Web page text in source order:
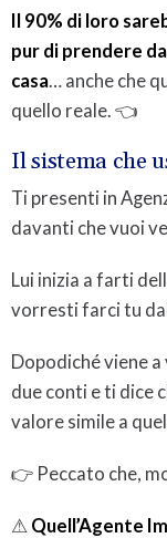
Il 90% di loro
pur di prendere
casa… anche che
quello reale. 👈
Il sistema che
Ti presenti in
davanti che vuoi
Lui inizia a farti
vorresti farci tu
Dopodiché viene
due conti e ti dice
valore simile a
👉 Peccato che,
⚠ Quell’Agente